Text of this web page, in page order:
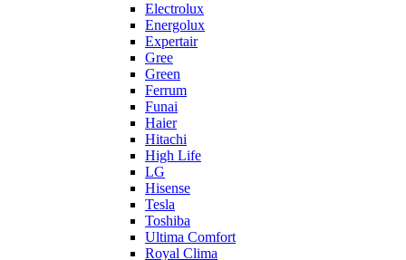
Electrolux
Energolux
Expertair
Gree
Green
Ferrum
Funai
Haier
Hitachi
High Life
LG
Hisense
Tesla
Toshiba
Ultima Comfort
Royal Clima